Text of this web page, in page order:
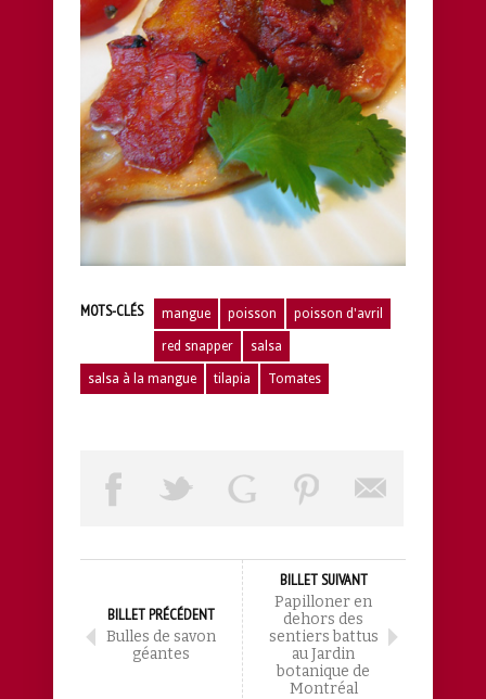
MOTS-CLÉS mangue poisson poisson d'avril
red snapper salsa
salsa à la mangue tilapia Tomates
BILLET PRÉCÉDENT
Bulles de savon
géantes
BILLET SUIVANT
Papilloner en
dehors des
sentiers battus
au Jardin
botanique de
Montréal